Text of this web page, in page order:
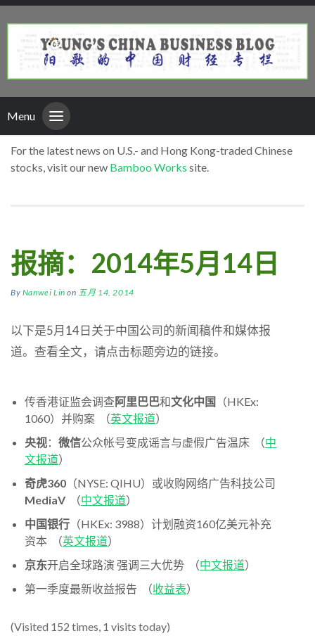
Menu
For the latest news on U.S.- and Hong Kong-traded Chinese
stocks, visit our new Bamboo Works site.
报摘：2014年5月14日
By Nanwei Lin on 五月 14, 2014
以下是5月14日关于中国公司的新闻稿件和媒体报
道。查看全文，请点击标题旁边的链接。
传香港证监会调查阿里巴巴和文化中国 （HKEx:
1060）并购案 （英文报道）
央视： 微信公众帐号变成谣言与虚假广告温床 （中
文报道）
奇虎360 （NYSE: QIHU）或收购网络广告科技公司
MediaV
（中文报道）
中国银行 （HKEx: 3988）计划融资160亿美元补充
资本 （英文报道）
京东开启全球路演 强调三大优势 （中文报道）
第一季度最新收益报告 （收益表）
(Visited 152 times, 1 visits today)